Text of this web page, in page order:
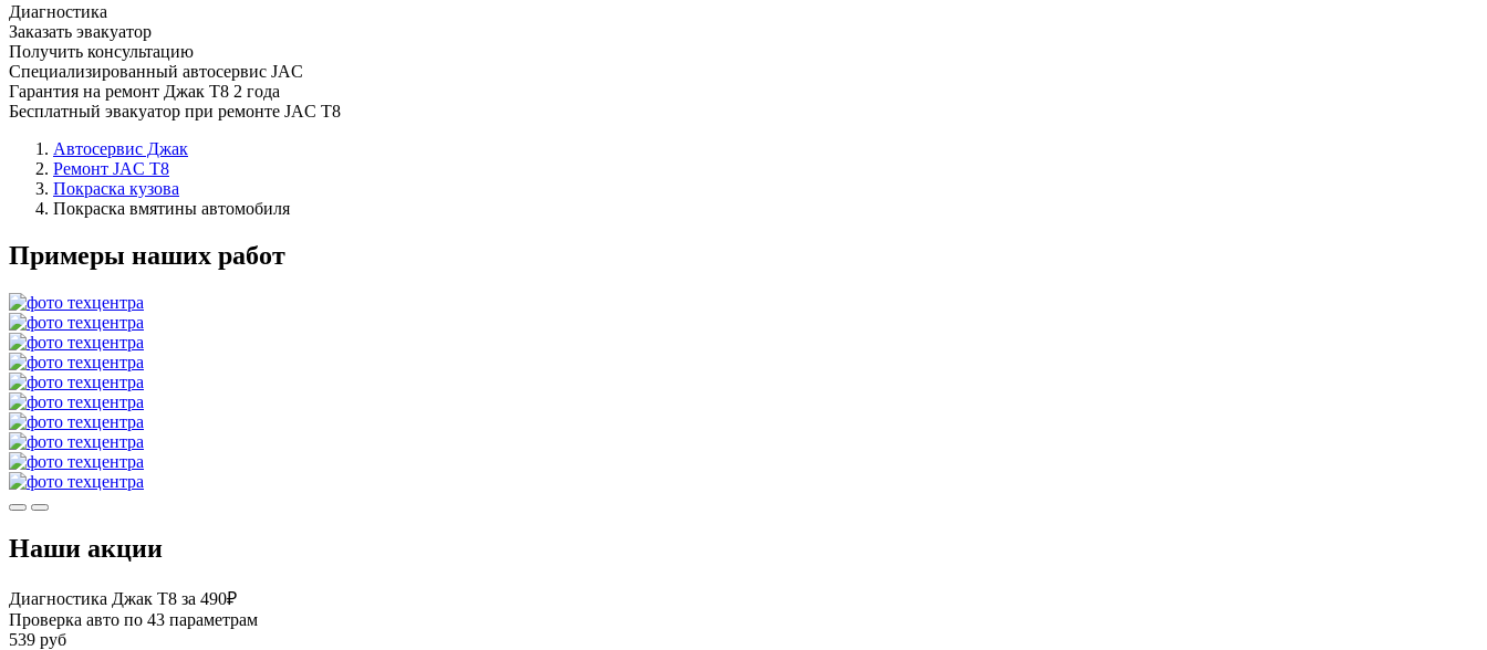
Диагностика
Заказать эвакуатор
Получить консультацию
Специализированный автосервис JAC
Гарантия на ремонт Джак Т8 2 года
Бесплатный эвакуатор при ремонте JAC T8
Автосервис Джак
Ремонт JAC T8
Покраска кузова
Покраска вмятины автомобиля
Примеры наших работ
Наши акции
Диагностика Джак Т8 за 490₽
Проверка авто по 43 параметрам
539 руб